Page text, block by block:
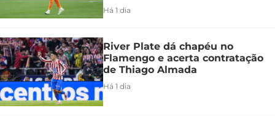
Há 1 dia
River Plate dá chapéu no
Flamengo e acerta contratação
de Thiago Almada
Há 1 dia